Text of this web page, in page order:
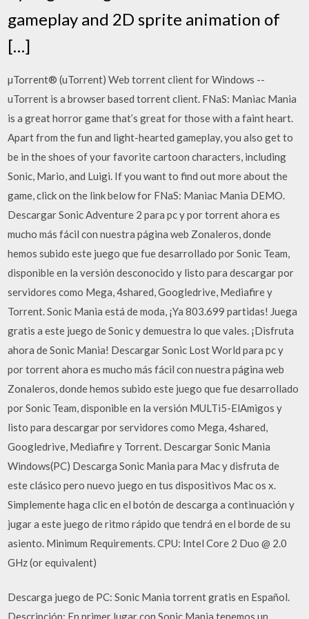
gameplay and 2D sprite animation of
[…]
µTorrent® (uTorrent) Web torrent client for Windows --
uTorrent is a browser based torrent client. FNaS: Maniac Mania
is a great horror game that’s great for those with a faint heart.
Apart from the fun and light-hearted gameplay, you also get to
be in the shoes of your favorite cartoon characters, including
Sonic, Mario, and Luigi. If you want to find out more about the
game, click on the link below for FNaS: Maniac Mania DEMO.
Descargar Sonic Adventure 2 para pc y por torrent ahora es
mucho más fácil con nuestra página web Zonaleros, donde
hemos subido este juego que fue desarrollado por Sonic Team,
disponible en la versión desconocido y listo para descargar por
servidores como Mega, 4shared, Googledrive, Mediafire y
Torrent. Sonic Mania está de moda, ¡Ya 803.699 partidas! Juega
gratis a este juego de Sonic y demuestra lo que vales. ¡Disfruta
ahora de Sonic Mania! Descargar Sonic Lost World para pc y
por torrent ahora es mucho más fácil con nuestra página web
Zonaleros, donde hemos subido este juego que fue desarrollado
por Sonic Team, disponible en la versión MULTi5-ElAmigos y
listo para descargar por servidores como Mega, 4shared,
Googledrive, Mediafire y Torrent. Descargar Sonic Mania
Windows(PC) Descarga Sonic Mania para Mac y disfruta de
este clásico pero nuevo juego en tus dispositivos Mac os x.
Simplemente haga clic en el botón de descarga a continuación y
jugar a este juego de ritmo rápido que tendrá en el borde de su
asiento. Minimum Requirements. CPU: Intel Core 2 Duo @ 2.0
GHz (or equivalent)
Descarga juego de PC: Sonic Mania torrent gratis en Español.
Descripción: En primer lugar con Sonic Mania tenemos un